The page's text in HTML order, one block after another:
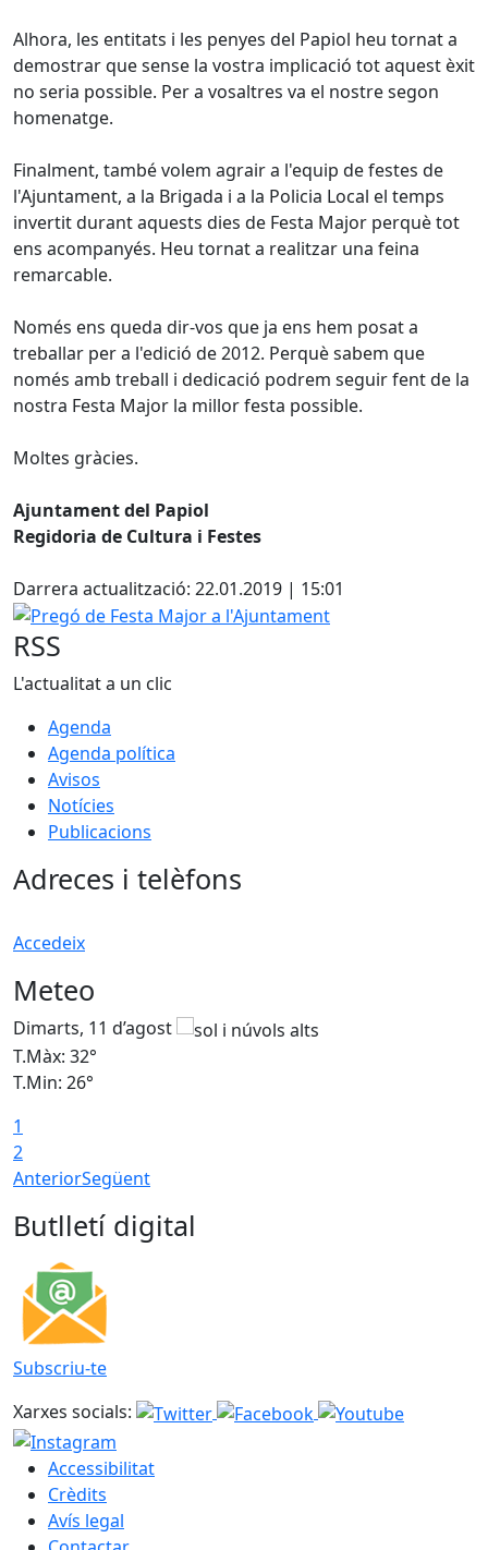
Alhora, les entitats i les penyes del Papiol heu tornat a
demostrar que sense la vostra implicació tot aquest èxit
no seria possible. Per a vosaltres va el nostre segon
homenatge.
Finalment, també volem agrair a l'equip de festes de
l'Ajuntament, a la Brigada i a la Policia Local el temps
invertit durant aquests dies de Festa Major perquè tot
ens acompanyés. Heu tornat a realitzar una feina
remarcable.
Només ens queda dir-vos que ja ens hem posat a
treballar per a l'edició de 2012. Perquè sabem que
només amb treball i dedicació podrem seguir fent de la
nostra Festa Major la millor festa possible.
Moltes gràcies.
Ajuntament del Papiol
Regidoria de Cultura i Festes
Darrera actualització: 22.01.2019 | 15:01
Pregó de Festa Major a l'Ajuntament
RSS
L'actualitat a un clic
Agenda
Agenda política
Avisos
Notícies
Publicacions
Adreces i telèfons
Accedeix
Meteo
Dimarts, 11 d’agost
T.Màx: 32°
T.Min: 26°
1
2
AnteriorSegüent
Butlletí digital
Subscriu-te
Xarxes socials:
Accessibilitat
Crèdits
Avís legal